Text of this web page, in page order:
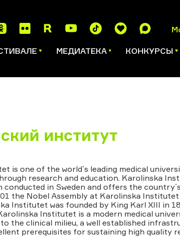
МЕДИАТЕКА КОНКУРСЫ
институт
is one of the world´s leading medical
research and education. Karolinska
conducted in Sweden and offers the
the Nobel Assembly at Karolinska
Institutet was founded by King Karl XIII in
Institutet is a modern medical
the clinical milieu, a well established
prerequisites for sustaining high quality